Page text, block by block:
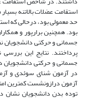
استقامت عضلات بالاتنه
حد معمولی بود، درحالی که
جسمانی و حرکتی دانشجویان
پرداختند. نتایج این
جسمانی و حرکتی دانشجویان
آزمون درازو­نشست کمترین